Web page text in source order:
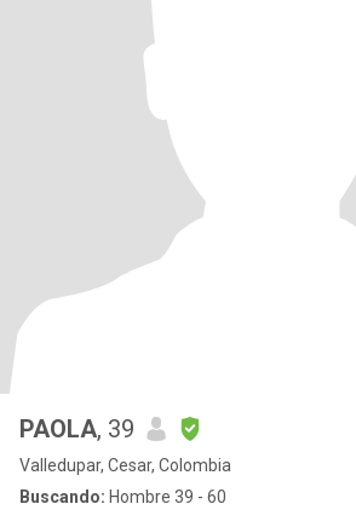
PAOLA, 39
Valledupar, Cesar, Colombia
Buscando: Hombre 39 - 60